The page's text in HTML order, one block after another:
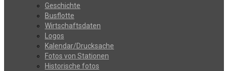
Geschichte
Busflotte
Wirtschaftsdaten
Logos
Kalendar/Drucksache
Fotos von Stationen
Historische fotos